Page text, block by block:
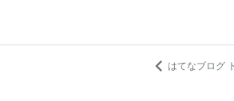
はてなブログ